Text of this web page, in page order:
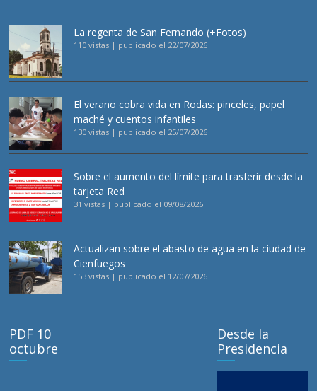
La regenta de San Fernando (+Fotos)
110 vistas | publicado el 22/07/2026
El verano cobra vida en Rodas: pinceles, papel
maché y cuentos infantiles
130 vistas | publicado el 25/07/2026
Sobre el aumento del límite para trasferir desde la
tarjeta Red
31 vistas | publicado el 09/08/2026
Actualizan sobre el abasto de agua en la ciudad de
Cienfuegos
153 vistas | publicado el 12/07/2026
PDF 10
octubre
Desde la
Presidencia